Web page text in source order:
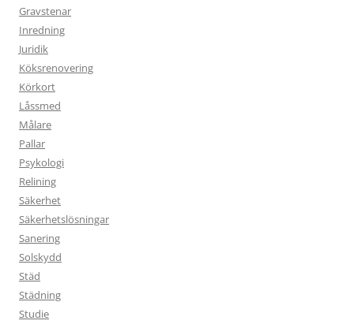
Gravstenar
Inredning
Juridik
Köksrenovering
Körkort
Låssmed
Målare
Pallar
Psykologi
Relining
Säkerhet
Säkerhetslösningar
Sanering
Solskydd
Städ
Städning
Studie